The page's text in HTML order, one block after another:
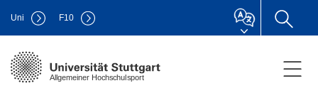
Allgemeiner Hochschulsport
Uni F10